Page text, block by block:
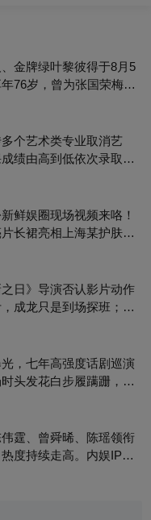
金牌绿叶黎彼得于8月5
76岁，曾为张国荣梅艳
参演《逃学威龙》《鹿
他把自己活成了香港流
。一路走好！
个艺术类专业取消艺
绩由高到低依次录取，
称：并不是取消艺考，
鲜娱圈现场视频来咯！
长裙亮相上海某护肤品
会，活动上，她教学护
茜
之日》导演否认影片动作
成龙只是到场探班；本
家班的布拉德·艾伦，成
，七年高强度话剧巡演
头发花白步履蹒跚，手
伟霆、曾舜晞、陈瑶领衔
度持续走高。内娱IP改
霆版张启山，盗墓笔记